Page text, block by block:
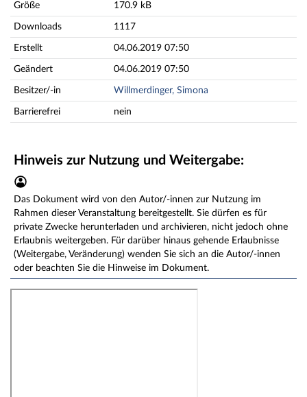
Größe 170.9 kB
Downloads 1117
Erstellt 04.06.2019 07:50
Geändert 04.06.2019 07:50
Besitzer/-in Willmerdinger, Simona
Barrierefrei nein
Hinweis zur Nutzung und Weitergabe:
Das Dokument wird von den Autor/-innen zur Nutzung im
Rahmen dieser Veranstaltung bereitgestellt. Sie dürfen es für
private Zwecke herunterladen und archivieren, nicht jedoch ohne
Erlaubnis weitergeben. Für darüber hinaus gehende Erlaubnisse
(Weitergabe, Veränderung) wenden Sie sich an die Autor/-innen
oder beachten Sie die Hinweise im Dokument.